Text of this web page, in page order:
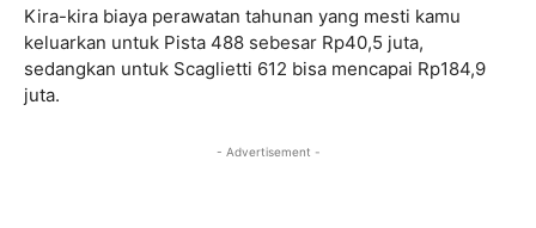
Kira-kira biaya perawatan tahunan yang mesti kamu
keluarkan untuk Pista 488 sebesar Rp40,5 juta,
sedangkan untuk Scaglietti 612 bisa mencapai Rp184,9
juta.
- Advertisement -